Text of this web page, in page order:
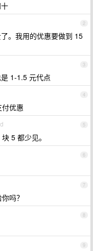
2
。我用的优惠要做到 15
3
1-1.5 元代点
4
优惠
5
5 都少见。
6
7
吗？
8
9